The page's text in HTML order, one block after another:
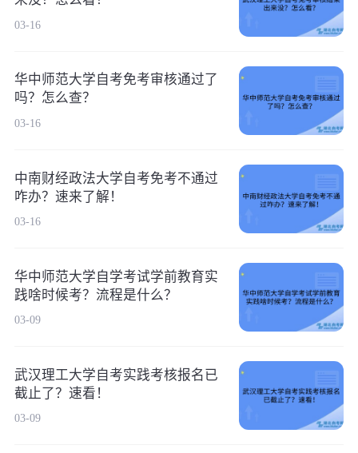
03-16
华中师范大学自考免考审核通过了
吗？怎么查？
03-16
中南财经政法大学自考免考不通过
咋办？速来了解！
03-16
华中师范大学自学考试学前教育实
践啥时候考？流程是什么？
03-09
武汉理工大学自考实践考核报名已
截止了？速看！
03-09